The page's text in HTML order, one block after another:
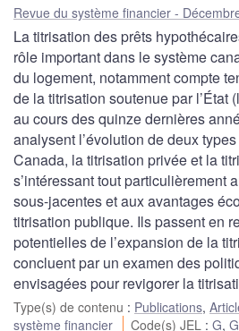
Revue du système financier -
La titrisation des prêts
rôle important dans le système
du logement, notamment compte
de la titrisation soutenue par l’État
au cours des quinze dernières
analysent l’évolution de deux
Canada, la titrisation privée et la
s’intéressant tout particulièrement
sous-jacentes et aux avantages
titrisation publique. Ils passent en
potentielles de l’expansion de la
concluent par un examen des
envisagées pour revigorer la
Type(s) de contenu : Publications,
système financier
Code(s) JEL :G,